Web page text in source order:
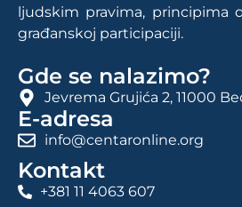
ljudskim pravima, principima
građanskoj participaciji.
Gde se nalazimo?
Jevrema Grujića 2, 11000
E-adresa
info@centaronline.org
Kontakt
+381 11 4063 607